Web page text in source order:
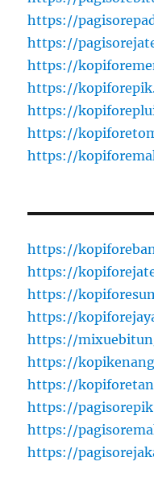
https://
https://
https://
https://
https://
https://
https://
https://
https://
https://
https://
https://
https://
https://
https://
https://
https://